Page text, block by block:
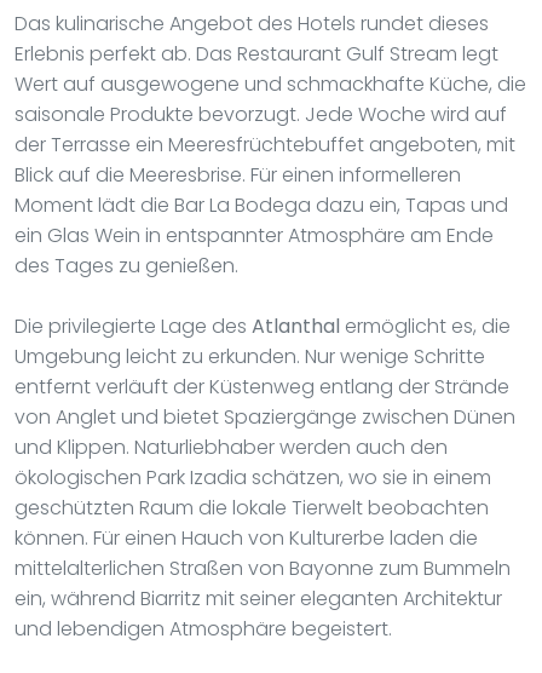
Das kulinarische Angebot des Hotels rundet dieses
Erlebnis perfekt ab. Das Restaurant Gulf Stream legt
Wert auf ausgewogene und schmackhafte Küche, die
saisonale Produkte bevorzugt. Jede Woche wird auf
der Terrasse ein Meeresfrüchtebuffet angeboten, mit
Blick auf die Meeresbrise. Für einen informelleren
Moment lädt die Bar La Bodega dazu ein, Tapas und
ein Glas Wein in entspannter Atmosphäre am Ende
des Tages zu genießen.
Die privilegierte Lage des Atlanthal ermöglicht es, die
Umgebung leicht zu erkunden. Nur wenige Schritte
entfernt verläuft der Küstenweg entlang der Strände
von Anglet und bietet Spaziergänge zwischen Dünen
und Klippen. Naturliebhaber werden auch den
ökologischen Park Izadia schätzen, wo sie in einem
geschützten Raum die lokale Tierwelt beobachten
können. Für einen Hauch von Kulturerbe laden die
mittelalterlichen Straßen von Bayonne zum Bummeln
ein, während Biarritz mit seiner eleganten Architektur
und lebendigen Atmosphäre begeistert.